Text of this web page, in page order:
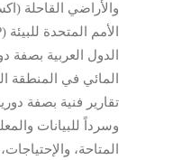
والأراضي القاحلة
الدول العربية بصفة
المائي في المنطقة
تقارير فنية بصفة
وسرداً للبيانات
المتاحة،